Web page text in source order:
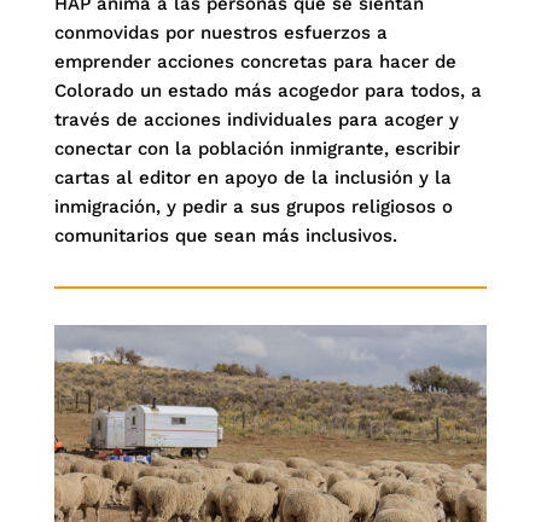
conmovidas por nuestros esfuerzos a
emprender acciones concretas para hacer de
Colorado un estado más acogedor para todos, a
través de acciones individuales para acoger y
conectar con la población inmigrante, escribir
cartas al editor en apoyo de la inclusión y la
inmigración, y pedir a sus grupos religiosos o
comunitarios que sean más inclusivos.